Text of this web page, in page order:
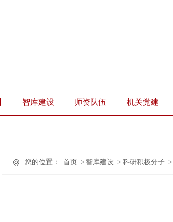
智库建设 师资队伍 机关党建
您的位置： 首页 > 智库建设 > 科研积极分子 >